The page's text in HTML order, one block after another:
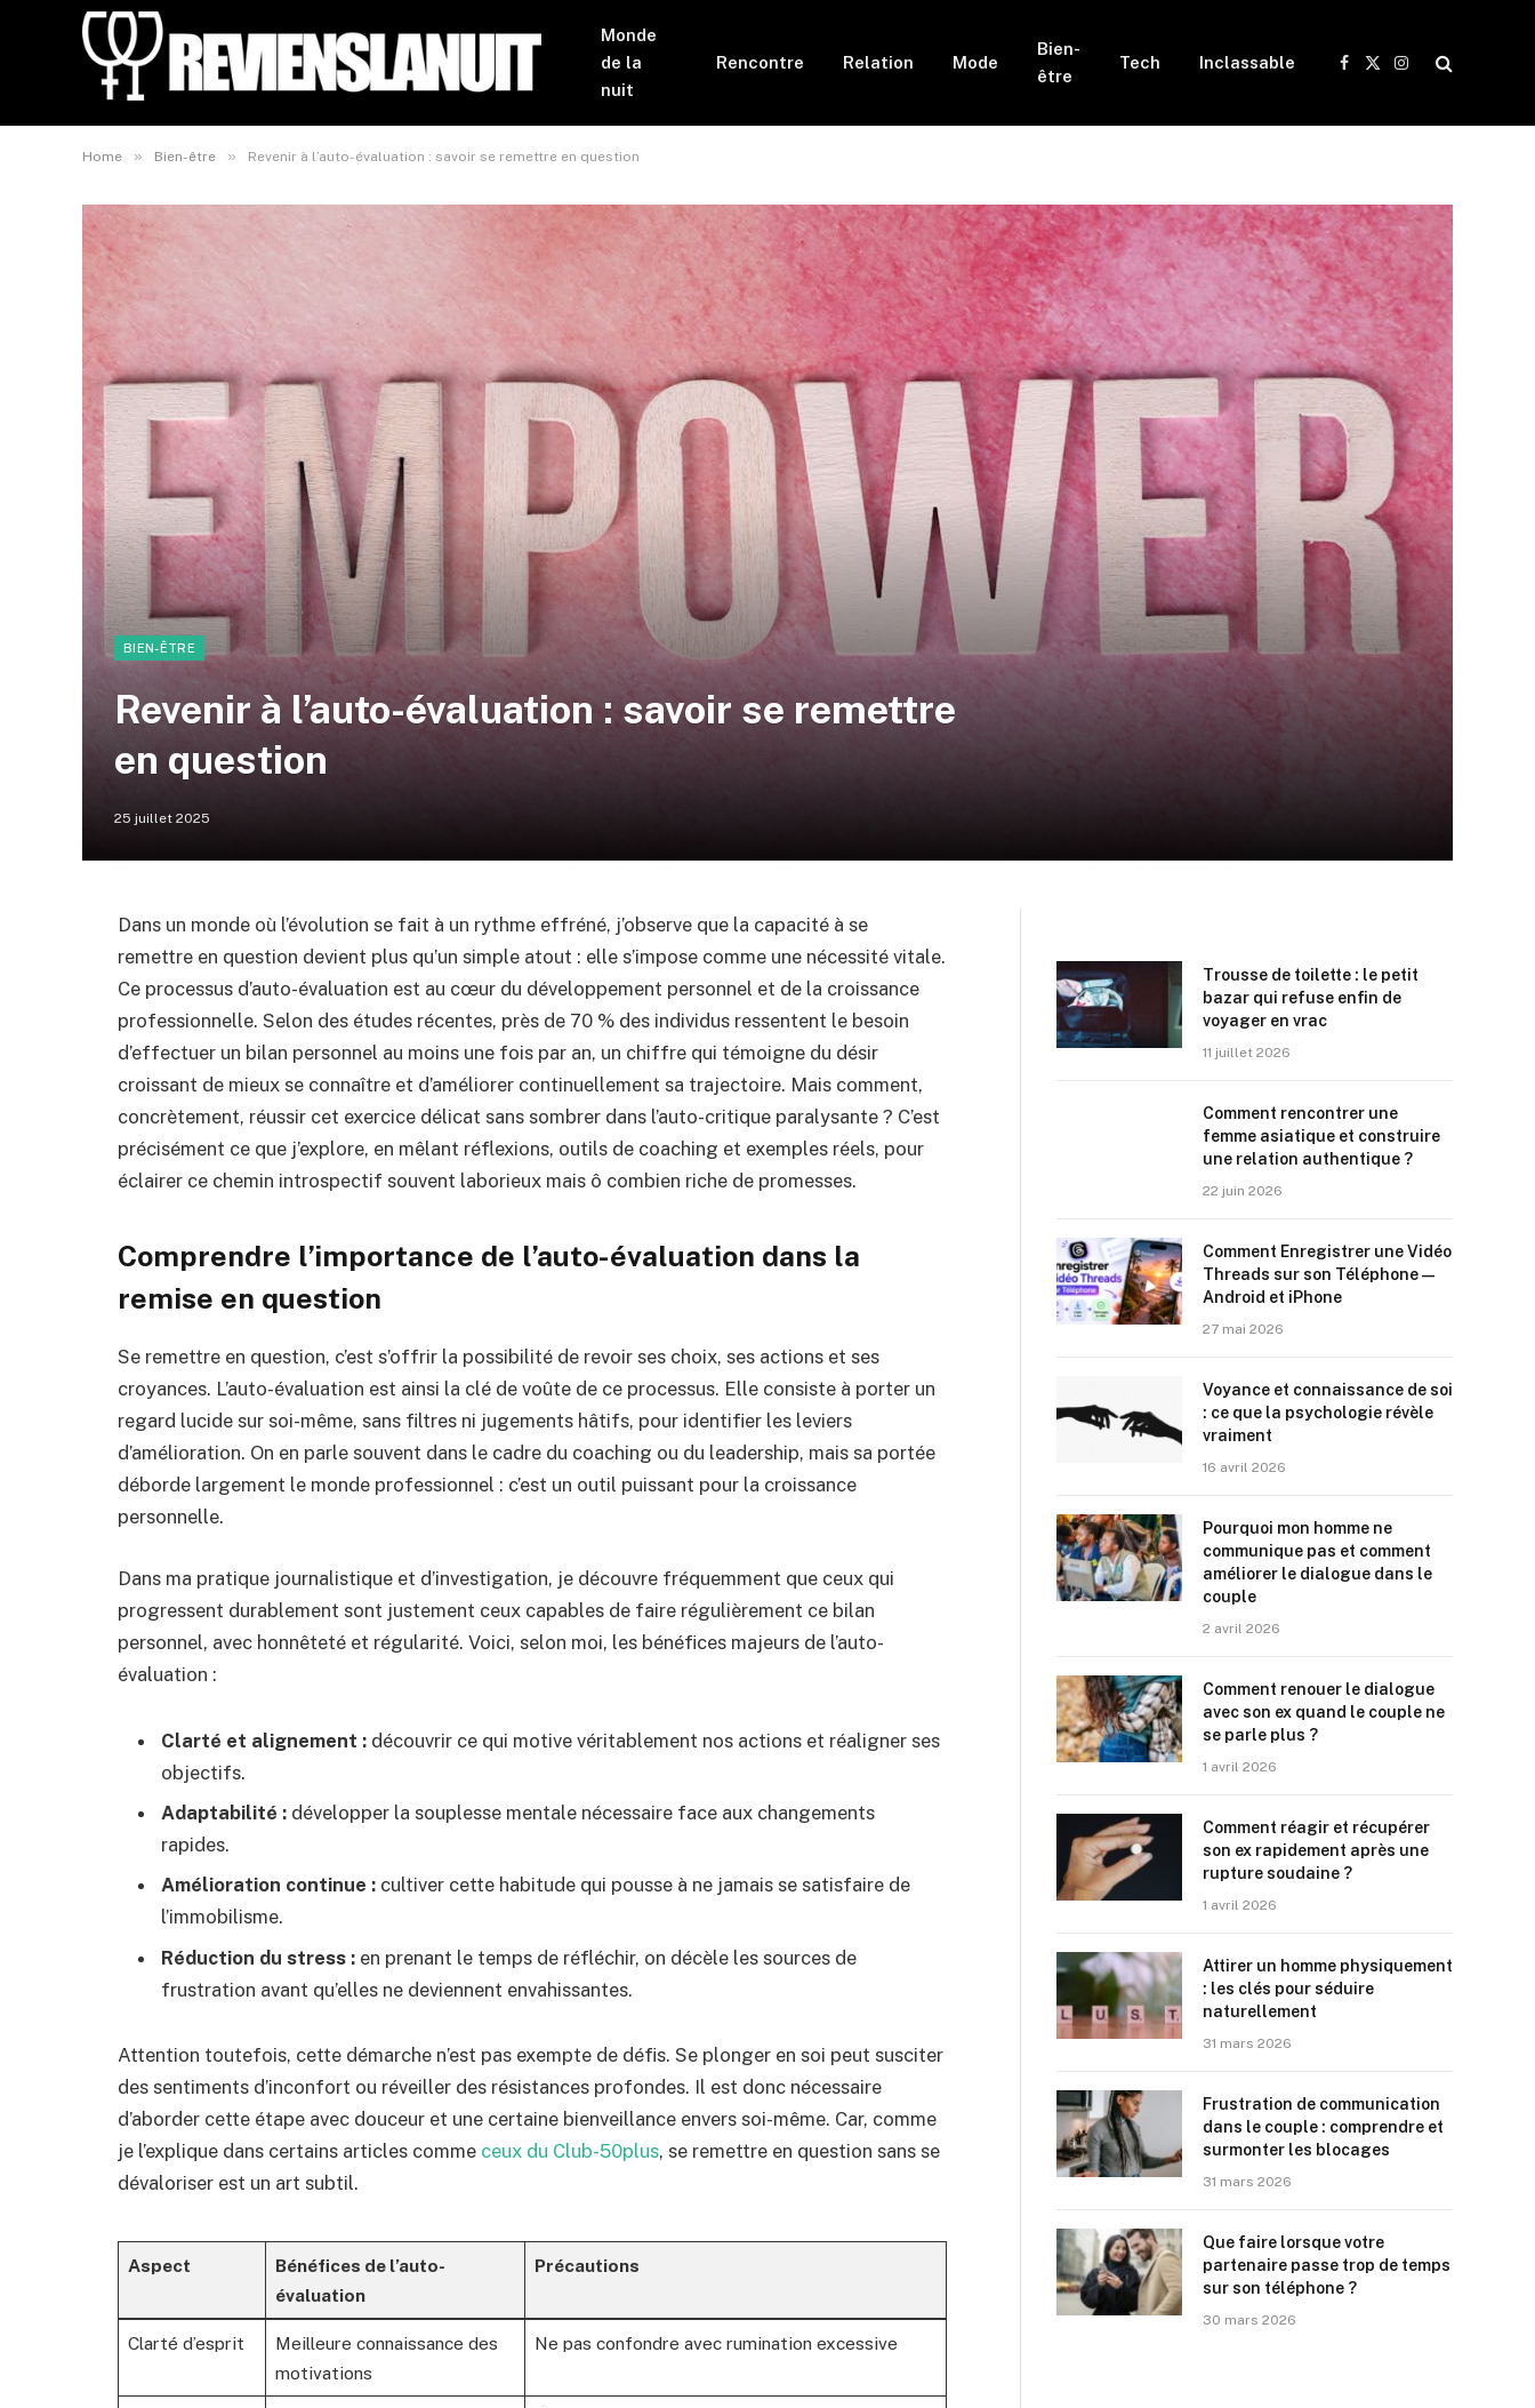
Monde
de la
nuit
Rencontre Relation Mode
Bien-
être
Tech Inclassable
Facebook
X
Instagram
Home » Bien-être » Revenir à l’auto-évaluation : savoir se remettre en question
BIEN-ÊTRE
Revenir à l’auto-évaluation : savoir se remettre
en question
25 juillet 2025
Dans un monde où l’évolution se fait à un rythme effréné, j’observe que la capacité à se
remettre en question devient plus qu’un simple atout : elle s’impose comme une nécessité vitale.
Ce processus d’auto-évaluation est au cœur du développement personnel et de la croissance
professionnelle. Selon des études récentes, près de 70 % des individus ressentent le besoin
d’effectuer un bilan personnel au moins une fois par an, un chiffre qui témoigne du désir
croissant de mieux se connaître et d’améliorer continuellement sa trajectoire. Mais comment,
concrètement, réussir cet exercice délicat sans sombrer dans l’auto-critique paralysante ? C’est
précisément ce que j’explore, en mêlant réflexions, outils de coaching et exemples réels, pour
éclairer ce chemin introspectif souvent laborieux mais ô combien riche de promesses.
Comprendre l’importance de l’auto-évaluation dans la
remise en question
Se remettre en question, c’est s’offrir la possibilité de revoir ses choix, ses actions et ses
croyances. L’auto-évaluation est ainsi la clé de voûte de ce processus. Elle consiste à porter un
regard lucide sur soi-même, sans filtres ni jugements hâtifs, pour identifier les leviers
d’amélioration. On en parle souvent dans le cadre du coaching ou du leadership, mais sa portée
déborde largement le monde professionnel : c’est un outil puissant pour la croissance
personnelle.
Dans ma pratique journalistique et d’investigation, je découvre fréquemment que ceux qui
progressent durablement sont justement ceux capables de faire régulièrement ce bilan
personnel, avec honnêteté et régularité. Voici, selon moi, les bénéfices majeurs de l’auto-
évaluation :
Clarté et alignement : découvrir ce qui motive véritablement nos actions et réaligner ses
objectifs.
Adaptabilité : développer la souplesse mentale nécessaire face aux changements
rapides.
Amélioration continue : cultiver cette habitude qui pousse à ne jamais se satisfaire de
l’immobilisme.
Réduction du stress : en prenant le temps de réfléchir, on décèle les sources de
frustration avant qu’elles ne deviennent envahissantes.
Attention toutefois, cette démarche n’est pas exempte de défis. Se plonger en soi peut susciter
des sentiments d’inconfort ou réveiller des résistances profondes. Il est donc nécessaire
d’aborder cette étape avec douceur et une certaine bienveillance envers soi-même. Car, comme
je l’explique dans certains articles comme ceux du Club-50plus, se remettre en question sans se
dévaloriser est un art subtil.
Aspect
Bénéfices de l’auto-
évaluation
Précautions
Clarté d’esprit
Meilleure connaissance des
motivations
Ne pas confondre avec rumination excessive
Trousse de toilette : le petit
bazar qui refuse enfin de
voyager en vrac
11 juillet 2026
Comment rencontrer une
femme asiatique et construire
une relation authentique ?
22 juin 2026
Comment Enregistrer une Vidéo
Threads sur son Téléphone —
Android et iPhone
27 mai 2026
Voyance et connaissance de soi
: ce que la psychologie révèle
vraiment
16 avril 2026
Pourquoi mon homme ne
communique pas et comment
améliorer le dialogue dans le
couple
2 avril 2026
Comment renouer le dialogue
avec son ex quand le couple ne
se parle plus ?
1 avril 2026
Comment réagir et récupérer
son ex rapidement après une
rupture soudaine ?
1 avril 2026
Attirer un homme physiquement
: les clés pour séduire
naturellement
31 mars 2026
Frustration de communication
dans le couple : comprendre et
surmonter les blocages
31 mars 2026
Que faire lorsque votre
partenaire passe trop de temps
sur son téléphone ?
30 mars 2026